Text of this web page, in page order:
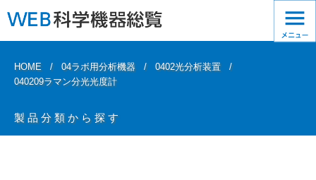
HOME 04ラボ用分析機器
0402光分析装置
040209ラマン分光光度計
製品分類から探す